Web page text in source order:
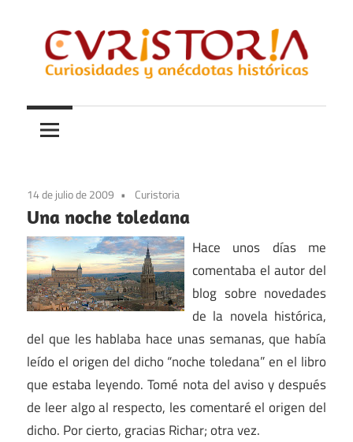
contenido
Curistoria
y
anécdotas
historia
14 de julio de 2009 Curistoria
Una noche toledana
Hace unos días me
comentaba el autor del
blog sobre novedades
de la novela histórica,
del que les hablaba hace unas semanas, que había
leído el origen del dicho “noche toledana” en el libro
que estaba leyendo. Tomé nota del aviso y después
de leer algo al respecto, les comentaré el origen del
dicho. Por cierto, gracias Richar; otra vez.